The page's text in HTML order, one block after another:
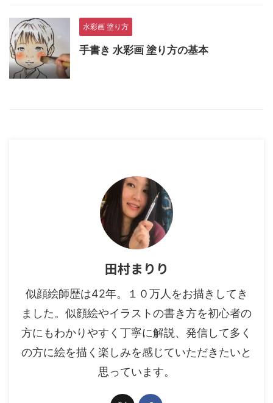
水彩画 塗り方
手書き 水彩画 塗り方の基本
田村まりり
似顔絵師歴は42年。１０万人をお描きしてき
ました。似顔絵やイラストの書き方を初心者の
方にもわかりやすく丁寧に解説、発信して多く
の方に絵を描く楽しみを感じていただきたいと
思っています。